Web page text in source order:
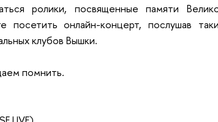
ролики, посвященные памяти
онлайн-концерт, послушав
клубов Вышки.
помнить.